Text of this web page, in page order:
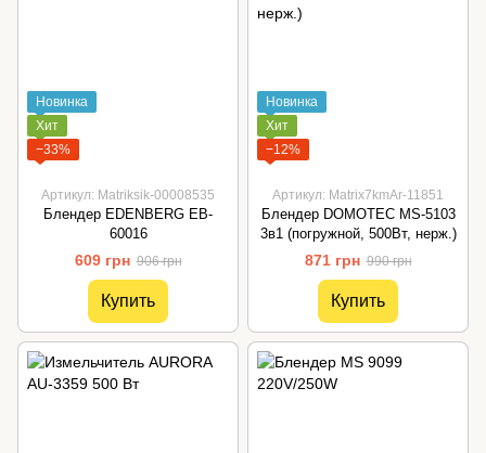
Новинка
Хит
−33%
Артикул: Matriksik-00008535
Блендер EDENBERG EB-
60016
609 грн 906 грн
Купить
Новинка
Хит
−12%
Артикул: Matrix7kmAr-11851
Блендер DOMOTEC MS-5103
3в1 (погружной, 500Вт, нерж.)
871 грн 990 грн
Купить